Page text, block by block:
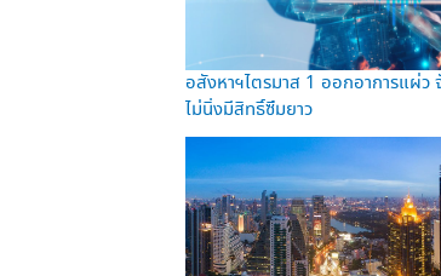
อสังหาฯไตรมาส 1 ออกอาการแผ่ว
ไม่นิ่งมีสิทธิ์ซึมยาว